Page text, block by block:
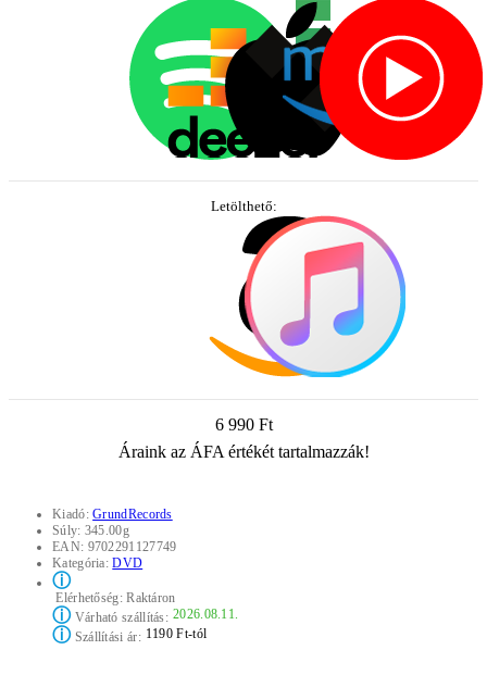
Letölthető:
6 990 Ft
Áraink az ÁFA értékét tartalmazzák!
Kiadó:GrundRecords
Súly: 345.00g
EAN: 9702291127749
Kategória:DVD
ⓘ
Elérhetőség:Raktáron
ⓘVárható szállítás: 2026.08.11.
ⓘSzállítási ár: 1190 Ft-tól